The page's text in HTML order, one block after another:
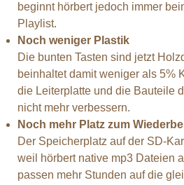
beginnt hörbert jedoch immer
Playlist.
Noch weniger Plastik
Die bunten Tasten sind jetzt
beinhaltet damit weniger als 5%
die Leiterplatte und die Bauteile
nicht mehr verbessern.
Noch mehr Platz zum
Der Speicherplatz auf der SD-
weil hörbert native mp3 Dateien
passen mehr Stunden auf die